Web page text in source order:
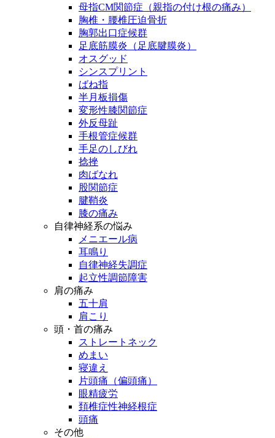
母指CM関節症（親指の付け根の痛み）
胸椎・腰椎圧迫骨折
胸郭出口症候群
足底筋膜炎（足底腱膜炎）
オスグッド
シンスプリント
ばね指
半月板損傷
変形性膝関節症
外反母趾
手根管症候群
手足のしびれ
捻挫
肉ばなれ
股関節症
腱鞘炎
膝の痛み
自律神経系の悩み
メニエール病
耳鳴り
自律神経失調症
起立性調節障害
肩の痛み
五十肩
肩こり
頭・首の痛み
ストレートネック
めまい
寝違え
片頭痛（偏頭痛）
眼精疲労
頚椎症性神経根症
頭痛
その他